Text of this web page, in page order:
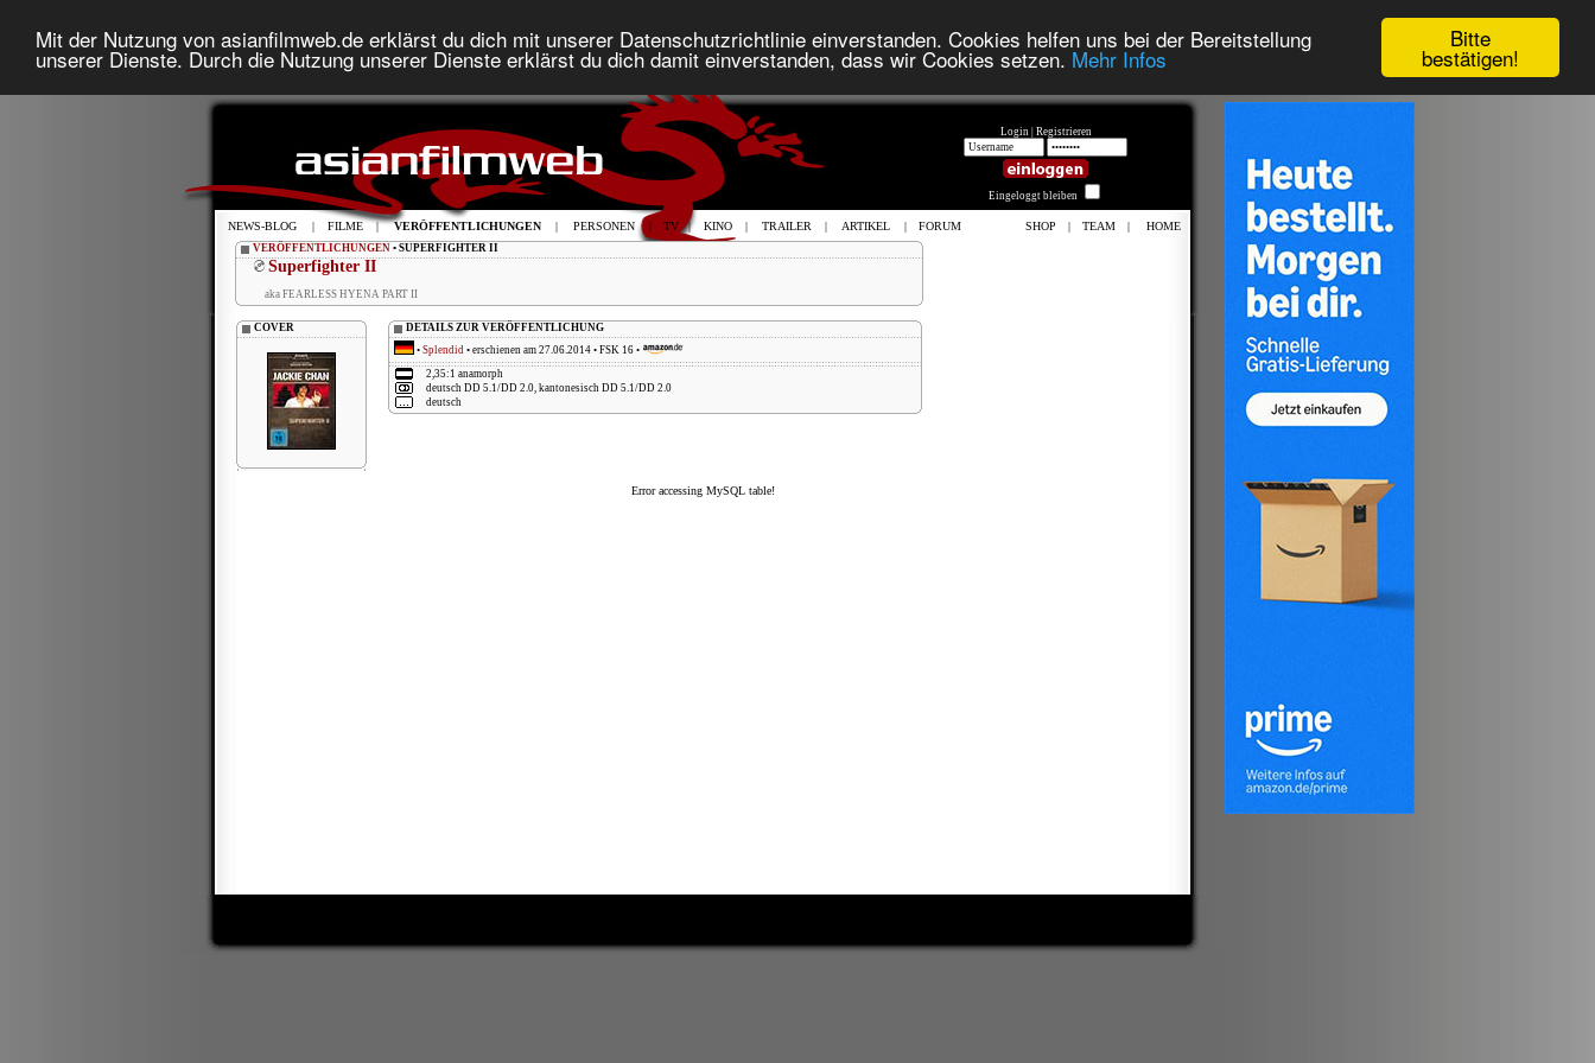
Bitte
bestätigen!
Mit der Nutzung von asianfilmweb.de erklärst du dich mit unserer Datenschutzrichtlinie einverstanden. Cookies helfen uns bei der Bereitstellung
unserer Dienste. Durch die Nutzung unserer Dienste erklärst du dich damit einverstanden, dass wir Cookies setzen. Mehr Infos
NEWS-BLOG | FILME | VERÖFFENTLICHUNGEN | PERSONEN | TV | KINO | TRAILER | ARTIKEL | FORUM SHOP | TEAM | HOME
Login | Registrieren
Eingeloggt bleiben
VERÖFFENTLICHUNGEN • SUPERFIGHTER II
Superfighter II
aka FEARLESS HYENA PART II
COVER
DETAILS ZUR VERÖFFENTLICHUNG
• Splendid • erschienen am 27.06.2014 • FSK 16 •
2,35:1 anamorph
deutsch DD 5.1/DD 2.0, kantonesisch DD 5.1/DD 2.0
deutsch
Error accessing MySQL table!